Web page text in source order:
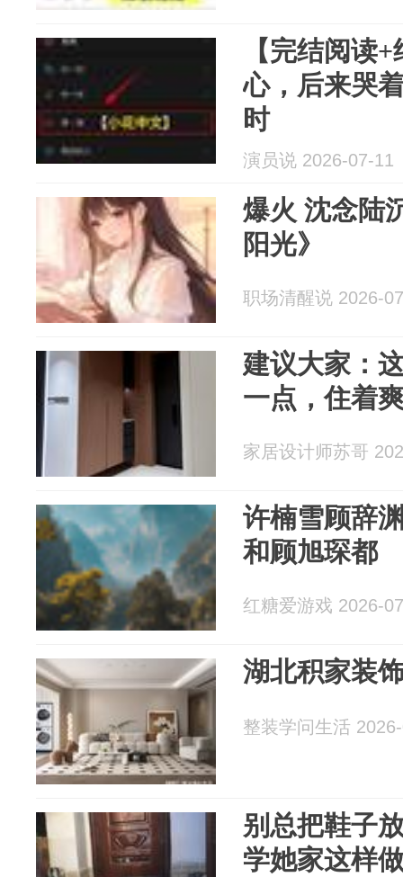
【完结阅读
心，后来哭
时
演员说 2026-07-11
爆火 沈念陆
阳光》
职场清醒说 2026-
建议大家：
一点，住着
家居设计师苏哥
许楠雪顾辞
和顾旭琛都
红糖爱游戏 2026-
湖北积家装
整装学问生活
别总把鞋子
学她家这样